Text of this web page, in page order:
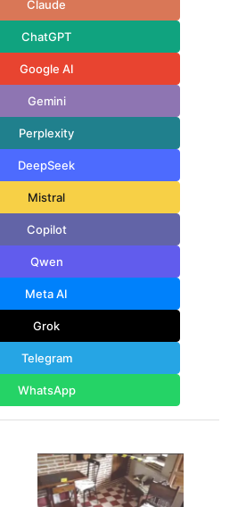
Claude
ChatGPT
Google AI
Gemini
Perplexity
DeepSeek
Mistral
Copilot
Qwen
Meta AI
Grok
Telegram
WhatsApp